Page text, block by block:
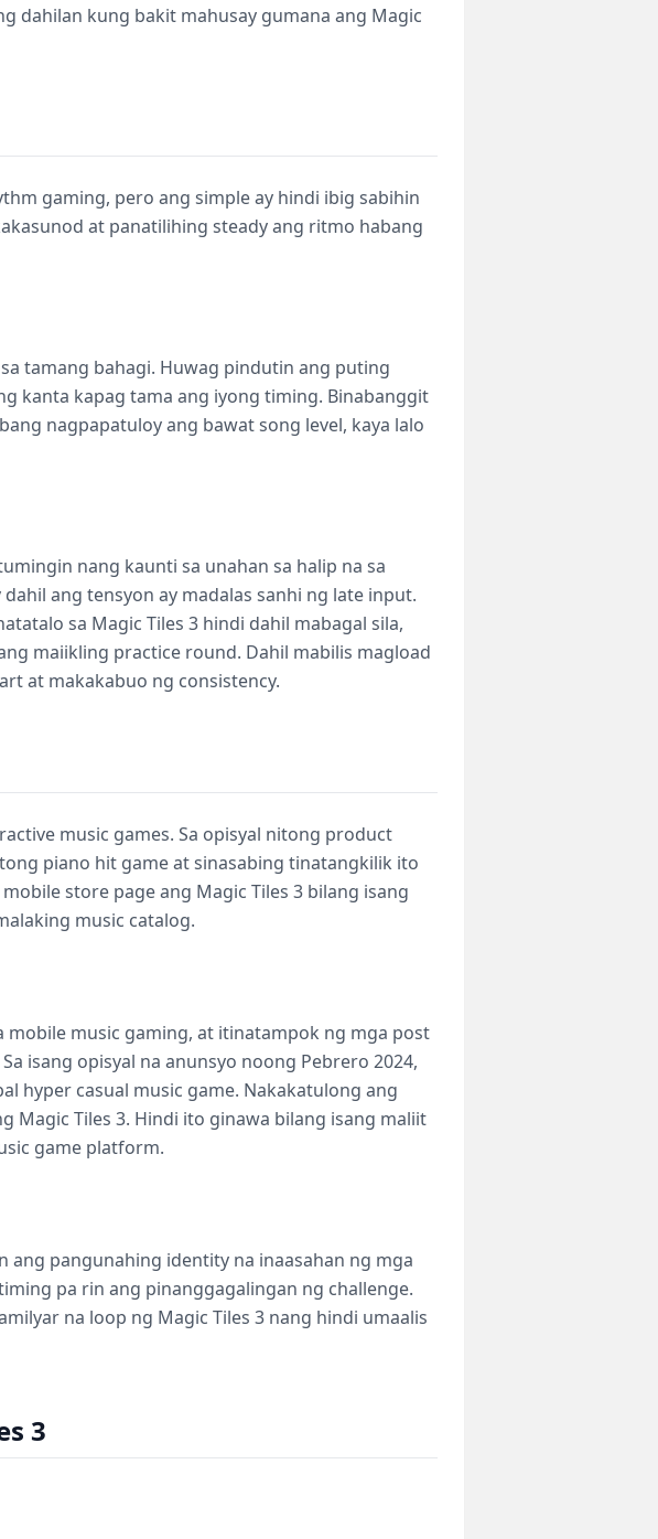
dahilan kung bakit mahusay gumana ang Magic
gaming, pero ang simple ay hindi ibig sabihin
at panatilihing steady ang ritmo habang
tamang bahagi. Huwag pindutin ang puting
kanta kapag tama ang iyong timing. Binabanggit
nagpapatuloy ang bawat song level, kaya lalo
nang kaunti sa unahan sa halip na sa
ang tensyon ay madalas sanhi ng late input.
sa Magic Tiles 3 hindi dahil mabagal sila,
maiikling practice round. Dahil mabilis magload
at makakabuo ng consistency.
music games. Sa opisyal nitong product
piano hit game at sinasabing tinatangkilik ito
store page ang Magic Tiles 3 bilang isang
music catalog.
music gaming, at itinatampok ng mga post
isang opisyal na anunsyo noong Pebrero 2024,
hyper casual music game. Nakakatulong ang
Tiles 3. Hindi ito ginawa bilang isang maliit
game platform.
ang pangunahing identity na inaasahan ng mga
pa rin ang pinanggagalingan ng challenge.
na loop ng Magic Tiles 3 nang hindi umaalis
3